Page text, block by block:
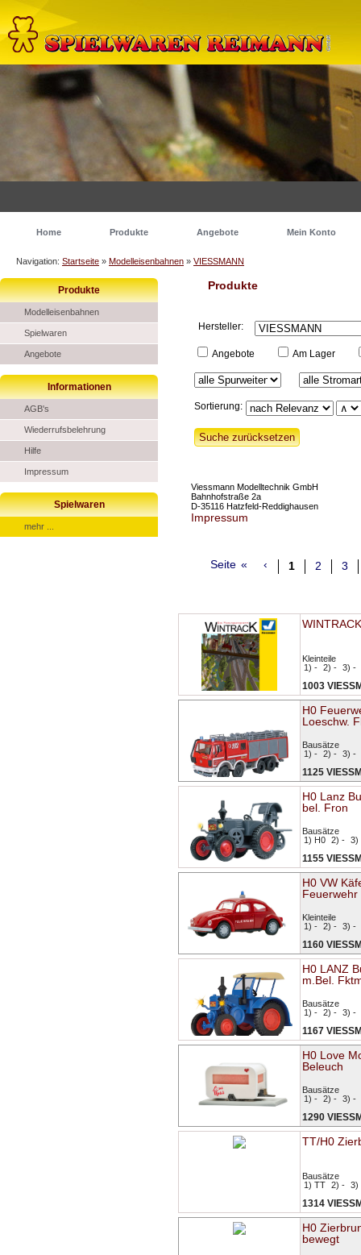
Home Produkte Angebote Mein Konto
Navigation: Startseite » Modelleisenbahnen » VIESSMANN
Produkte
Modelleisenbahnen
Spielwaren
Angebote
Informationen
AGB's
Wiederrufsbelehrung
Hilfe
Impressum
Spielwaren
mehr ...
Produkte
Hersteller:
Angebote Am Lager
Sortierung:
Viessmann Modelltechnik GmbH
Bahnhofstraße 2a
D-35116 Hatzfeld-Reddighausen
Impressum
Seite « ‹ 1 2 3
Kleinteile
1) - 2) - 3) -
1003
H0
Loeschw.
Bausätze
1) - 2) - 3) -
1125
H0 Lanz
bel. Fron
Bausätze
1) H0 2) - 3)
1155
H0 VW
Feuerwehr
Kleinteile
1) - 2) - 3) -
1160
H0 LANZ
m.Bel.
Bausätze
1) - 2) - 3) -
1167
H0 Love
Beleuch
Bausätze
1) - 2) - 3) -
1290
TT/H0
Bausätze
1) TT 2) - 3)
1314
H0
bewegt